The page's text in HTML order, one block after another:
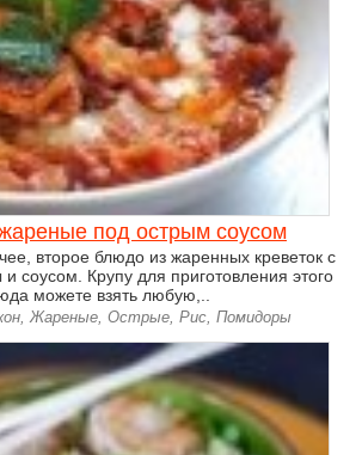
под острым соусом
второе блюдо из жаренных креветок с
соусом. Крупу для приготовления этого
можете взять любую,..
Жареные, Острые, Рис, Помидоры